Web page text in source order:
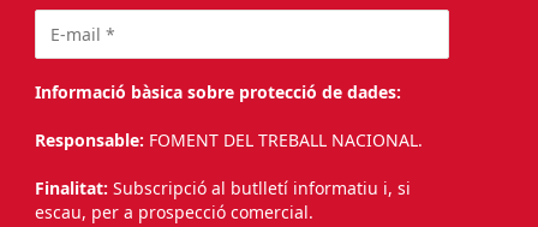
Informació bàsica sobre protecció de dades:
Responsable: FOMENT DEL TREBALL NACIONAL.
Finalitat: Subscripció al butlletí informatiu i, si
escau, per a prospecció comercial.